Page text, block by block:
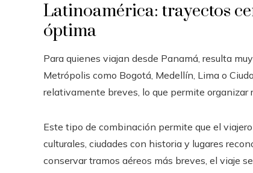
Latinoamérica: trayectos
óptima
Para quienes viajan desde Panamá, resulta
Metrópolis como Bogotá, Medellín, Lima o
relativamente breves, lo que permite organizar
Este tipo de combinación permite que el
culturales, ciudades con historia y lugares
conservar tramos aéreos más breves, el viaje